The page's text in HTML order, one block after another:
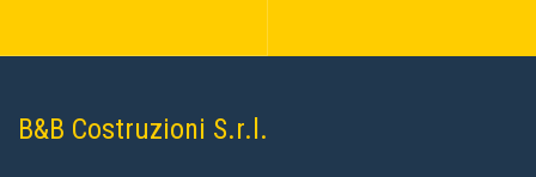
B&B Costruzioni S.r.l.